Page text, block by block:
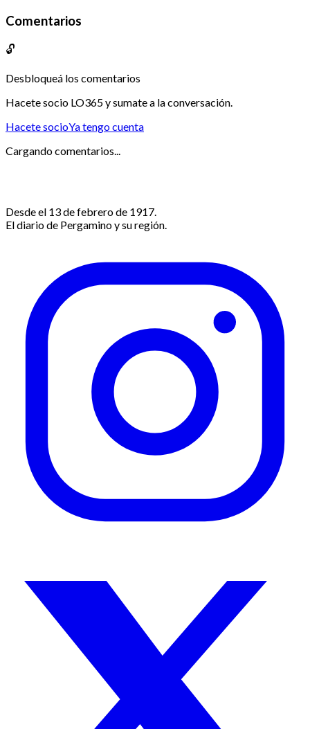
Comentarios
🔓
Desbloqueá los comentarios
Hacete socio LO365 y sumate a la conversación.
Hacete socioYa tengo cuenta
Cargando comentarios...
Desde el 13 de febrero de 1917.
El diario de Pergamino y su región.